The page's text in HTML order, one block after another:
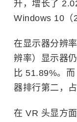
升，增长了
Windows 10（
在显示器分辨
辨率）显示器
比 51.89%。
器排行第二，
在 VR 头显方